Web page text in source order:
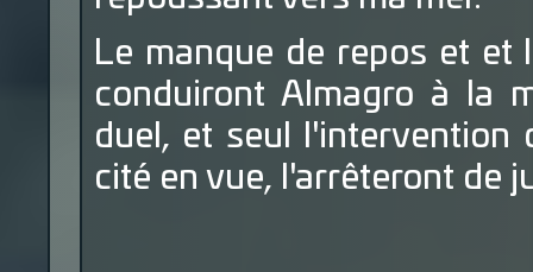
Le manque de repos et et
conduiront Almagro à la
duel, et seul l'intervention
cité en vue, l'arrêteront de